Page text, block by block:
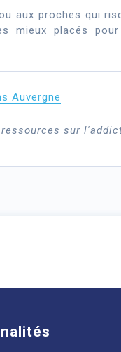
aux proches qui
mieux placés
Auvergne
sur